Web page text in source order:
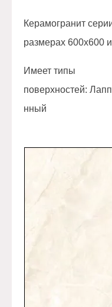
Керамогранит
размерах 600х600
Имеет типы
поверхностей:
нный